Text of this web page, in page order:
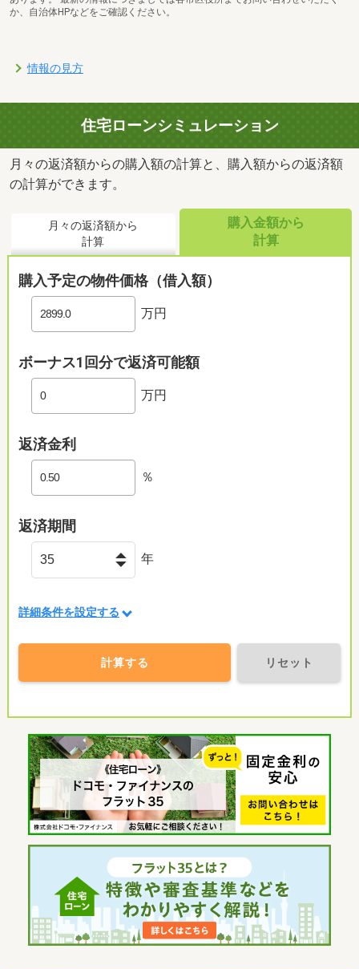
か、自治体HPなどをご確認ください。
情報の見方
住宅ローンシミュレーション
月々の返済額からの購入額の計算と、購入額からの返済額
の計算ができます。
月々の返済額から
計算
購入金額から
計算
購入予定の物件価格（借入額）
万円
ボーナス1回分で返済可能額
万円
返済金利
％
返済期間
年
詳細条件を設定する
計算する リセット